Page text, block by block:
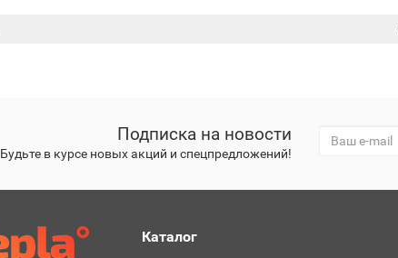
Подписка на новости
Будьте в курсе новых акций и спецпредложений!
Каталог